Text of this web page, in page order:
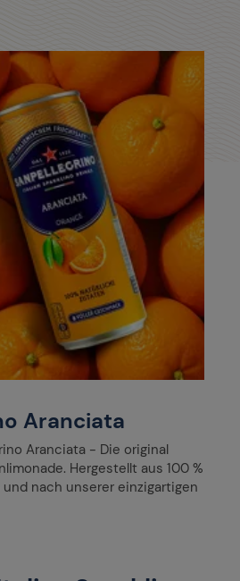
Aranciata
Aranciata - Die original
Hergestellt aus 100 %
nach unserer einzigartigen